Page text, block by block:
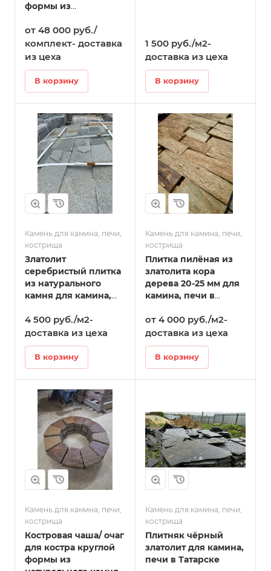
формы из
60см-100см в
Татарске
от 48 000 руб./
комплект- доставка
из цеха
В корзину
1 500 руб./м2-
доставка из цеха
В корзину
Камень для камина, печи,
кострища
Златолит
серебристый плитка
из натурального
камня для камина,
4 500 руб./м2-
доставка из цеха
В корзину
Камень для камина, печи,
кострища
Плитка пилёная из
златолита кора
дерева 20-25 мм для
камина, печи в
от 4 000 руб./м2-
доставка из цеха
В корзину
Камень для камина, печи,
кострища
Костровая чаша/ очаг
для костра круглой
формы из
Камень для камина, печи,
кострища
Плитняк чёрный
златолит для камина,
печи в Татарске